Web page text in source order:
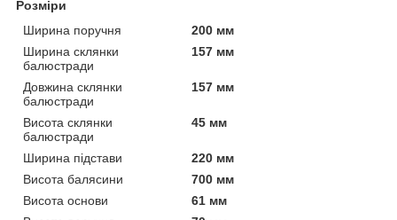
Розміри
Ширина поручня
200 мм
Ширина склянки
балюстради
157 мм
Довжина склянки
балюстради
157 мм
Висота склянки
балюстради
45 мм
Ширина підстави
220 мм
Висота балясини
700 мм
Висота основи
61 мм